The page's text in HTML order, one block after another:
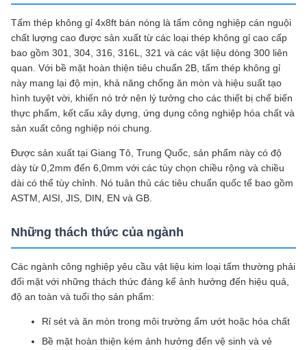
Tấm thép không gỉ 4x8ft bán nóng là tấm công nghiệp cán nguội
chất lượng cao được sản xuất từ ​​​​các loại thép không gỉ cao cấp
bao gồm 301, 304, 316, 316L, 321 và các vật liệu dòng 300 liên
quan. Với bề mặt hoàn thiện tiêu chuẩn 2B, tấm thép không gỉ
này mang lại độ mịn, khả năng chống ăn mòn và hiệu suất tạo
hình tuyệt vời, khiến nó trở nên lý tưởng cho các thiết bị chế biến
thực phẩm, kết cấu xây dựng, ứng dụng công nghiệp hóa chất và
sản xuất công nghiệp nói chung.
Được sản xuất tại Giang Tô, Trung Quốc, sản phẩm này có độ
dày từ 0,2mm đến 6,0mm với các tùy chọn chiều rộng và chiều
dài có thể tùy chỉnh. Nó tuân thủ các tiêu chuẩn quốc tế bao gồm
ASTM, AISI, JIS, DIN, EN và GB.
Những thách thức của ngành
Các ngành công nghiệp yêu cầu vật liệu kim loại tấm thường phải
đối mặt với những thách thức đáng kể ảnh hưởng đến hiệu quả,
độ an toàn và tuổi thọ sản phẩm:
Rỉ sét và ăn mòn trong môi trường ẩm ướt hoặc hóa chất
Bề mặt hoàn thiện kém ảnh hưởng đến vệ sinh và vẻ